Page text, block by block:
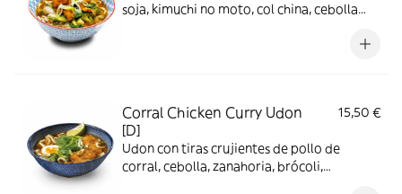
soja, kimuchi no moto, col china, cebolla
espinacas y bastoncitos de pollo de corral
Corral Chicken Curry Udon
[D]
15,50 €
Udon con tiras crujientes de pollo de
corral, cebolla, zanahoria, brócoli,